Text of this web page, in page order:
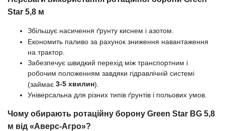
Star 5,8 м
Збільшує насичення ґрунту киснем і азотом.
Економить паливо за рахунок зниження навантаження
на трактор.
Забезпечує швидкий перехід між транспортним і
робочим положенням завдяки гідравлічній системі
(займає 3-5 хвилин).
Універсальна для різних типів ґрунтів і польових умов.
Чому обирають ротаційну борону Green Star BG 5,8
м від «Аверс-Агро»?